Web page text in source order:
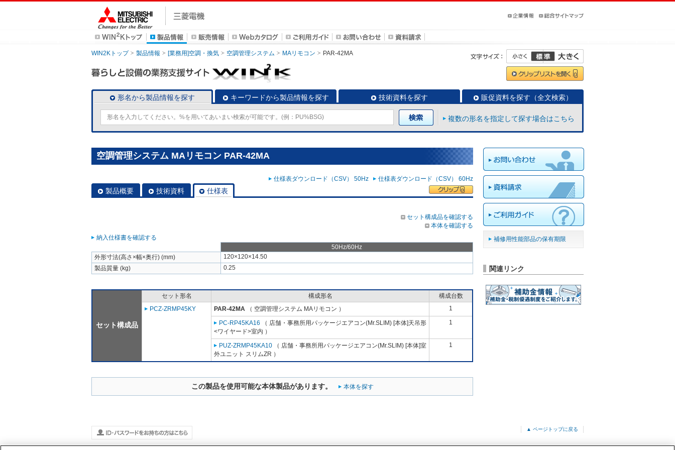
WIN2Kトップ 製品情報 [業務用]空調・換気 空調管理システム MAリモコン PAR-42MA
形名から製品情報を探す キーワードから製品情報を探す 技術資料を探す 販促資料を探す（全文検索）
複数の形名を指定して探す場合はこちら
空調管理システム MAリモコン PAR-42MA
仕様表ダウンロード（CSV） 50Hz 仕様表ダウンロード（CSV） 60Hz
製品概要 技術資料 仕様表
セット構成品を確認する
本体を確認する
納入仕様書を確認する
50Hz/60Hz
外形寸法(高さ×幅×奥行) (mm)
120×120×14.50
製品質量 (kg)
0.25
セット構成品
セット形名 構成形名
構成台数
PCZ-ZRMP45KY
PAR-42MA （ 空調管理システム MAリモコン ） 1
PC-RP45KA16 （ 店舗・事務所用パッケージエアコン(Mr.SLIM) [本体]天吊形
<ワイヤード>室内 ）
1
PUZ-ZRMP45KA10 （ 店舗・事務所用パッケージエアコン(Mr.SLIM) [本体]室
外ユニット スリムZR ）
1
この製品を使用可能な本体製品があります。 本体を探す
補修用性能部品の保有期限
関連リンク
▲ ページトップに戻る